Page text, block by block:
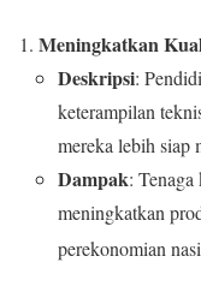
Meningkatkan
Deskripsi:
keterampilan
mereka lebih siap
Dampak:
meningkatkan
perekonomian